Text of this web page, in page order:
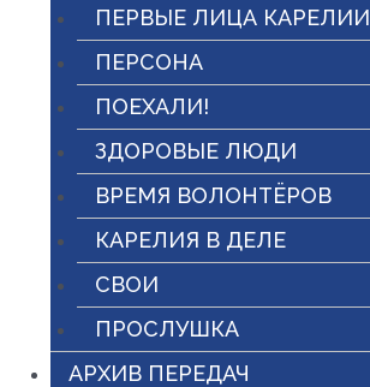
ПЕРВЫЕ ЛИЦА КАРЕЛИИ
ПЕРСОНА
ПОЕХАЛИ!
ЗДОРОВЫЕ ЛЮДИ
ВРЕМЯ ВОЛОНТЁРОВ
КАРЕЛИЯ В ДЕЛЕ
СВОИ
ПРОСЛУШКА
АРХИВ ПЕРЕДАЧ